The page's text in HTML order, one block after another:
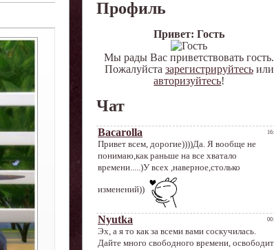
Профиль
Привет: Гость
Мы рады Вас приветствовать гость.
Пожалуйста зарегистрируйтесьили
авторизуйтесь!
Чат